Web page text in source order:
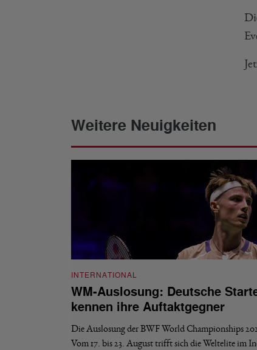
Weitere Neuigkeiten
INTERNATIONAL
WM-Auslosung: Deutsche
kennen ihre Auftaktgegner
Die Auslosung der BWF World Championships
Vom 17. bis 23. August trifft sich die Weltelite im